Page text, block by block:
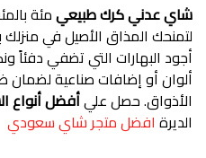
شاي عدني كرك طبيعيمئة
لتمنحك المذاق الأصيل في
أجود البهارات التي تضفي دفئاً
ألوان أو إضافات صناعية
الأذواق. حصل عليأفضل أنواع
الديرة افضل متجر شاي سعودي